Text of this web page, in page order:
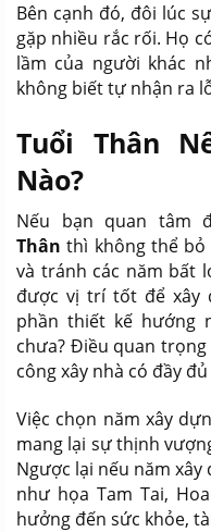
Bên cạnh đó, đôi lúc
gặp nhiều rắc rối. Họ
lầm của người khác
không biết tự nhận ra
Tuổi Thân
Nào?
Nếu bạn quan tâm
Thân thì không thể
và tránh các năm bất
được vị trí tốt để xây
phần thiết kế hướng
chưa? Điều quan
công xây nhà có đầy
Việc chọn năm xây
mang lại sự thịnh
Ngược lại nếu năm
như họa Tam Tai,
hưởng đến sức khỏe,